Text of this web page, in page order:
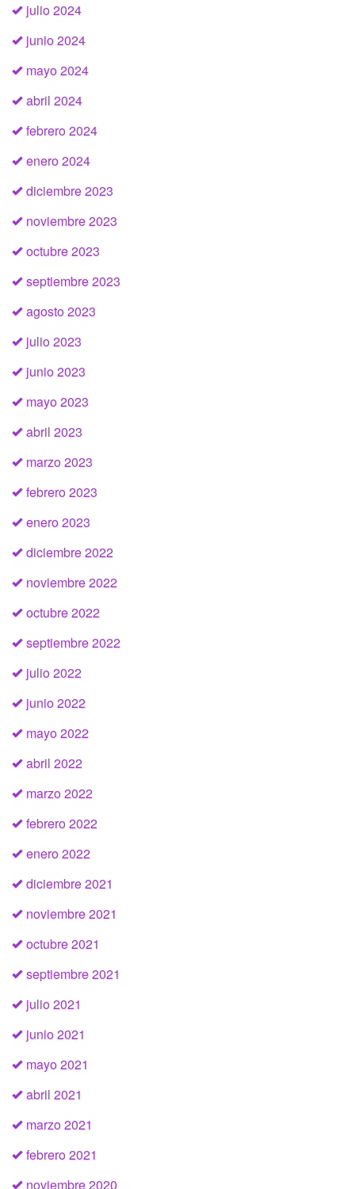
julio 2024
junio 2024
mayo 2024
abril 2024
febrero 2024
enero 2024
diciembre 2023
noviembre 2023
octubre 2023
septiembre 2023
agosto 2023
julio 2023
junio 2023
mayo 2023
abril 2023
marzo 2023
febrero 2023
enero 2023
diciembre 2022
noviembre 2022
octubre 2022
septiembre 2022
julio 2022
junio 2022
mayo 2022
abril 2022
marzo 2022
febrero 2022
enero 2022
diciembre 2021
noviembre 2021
octubre 2021
septiembre 2021
julio 2021
junio 2021
mayo 2021
abril 2021
marzo 2021
febrero 2021
noviembre 2020